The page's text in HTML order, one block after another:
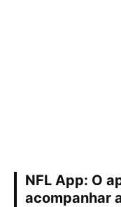
NFL App: O
acompanhar